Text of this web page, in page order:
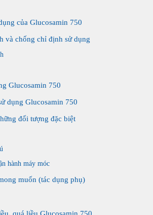
của Glucosamin 750
và chống chỉ định sử dụng
Glucosamin 750
dụng Glucosamin 750
đối tượng đặc biệt
hành máy móc
muốn (tác dụng phụ)
quá liều Glucosamin 750